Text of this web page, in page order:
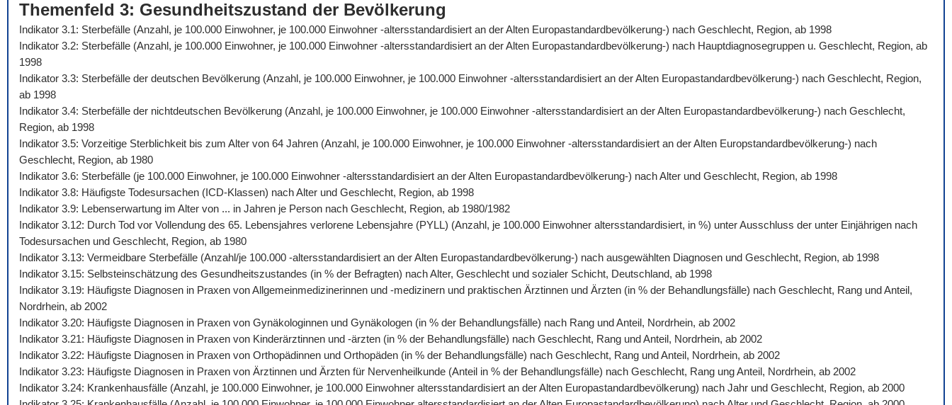
Themenfeld 3: Gesundheitszustand der Bevölkerung
Indikator 3.1: Sterbefälle (Anzahl, je 100.000 Einwohner, je 100.000 Einwohner -altersstandardisiert an der Alten Europastandardbevölkerung-) nach Geschlecht, Region, ab 1998
Indikator 3.2: Sterbefälle (Anzahl, je 100.000 Einwohner, je 100.000 Einwohner -altersstandardisiert an der Alten Europastandardbevölkerung-) nach Hauptdiagnosegruppen u. Geschlecht, Region, ab
1998
Indikator 3.3: Sterbefälle der deutschen Bevölkerung (Anzahl, je 100.000 Einwohner, je 100.000 Einwohner -altersstandardisiert an der Alten Europastandardbevölkerung-) nach Geschlecht, Region,
ab 1998
Indikator 3.4: Sterbefälle der nichtdeutschen Bevölkerung (Anzahl, je 100.000 Einwohner, je 100.000 Einwohner -altersstandardisiert an der Alten Europastandardbevölkerung-) nach Geschlecht,
Region, ab 1998
Indikator 3.5: Vorzeitige Sterblichkeit bis zum Alter von 64 Jahren (Anzahl, je 100.000 Einwohner, je 100.000 Einwohner -altersstandardisiert an der Alten Europstandardbevölkerung-) nach
Geschlecht, Region, ab 1980
Indikator 3.6: Sterbefälle (je 100.000 Einwohner, je 100.000 Einwohner -altersstandardisiert an der Alten Europastandardbevölkerung-) nach Alter und Geschlecht, Region, ab 1998
Indikator 3.8: Häufigste Todesursachen (ICD-Klassen) nach Alter und Geschlecht, Region, ab 1998
Indikator 3.9: Lebenserwartung im Alter von ... in Jahren je Person nach Geschlecht, Region, ab 1980/1982
Indikator 3.12: Durch Tod vor Vollendung des 65. Lebensjahres verlorene Lebensjahre (PYLL) (Anzahl, je 100.000 Einwohner altersstandardisiert, in %) unter Ausschluss der unter Einjährigen nach
Todesursachen und Geschlecht, Region, ab 1980
Indikator 3.13: Vermeidbare Sterbefälle (Anzahl/je 100.000 -altersstandardisiert an der Alten Europastandardbevölkerung-) nach ausgewählten Diagnosen und Geschlecht, Region, ab 1998
Indikator 3.15: Selbsteinschätzung des Gesundheitszustandes (in % der Befragten) nach Alter, Geschlecht und sozialer Schicht, Deutschland, ab 1998
Indikator 3.19: Häufigste Diagnosen in Praxen von Allgemeinmedizinerinnen und -medizinern und praktischen Ärztinnen und Ärzten (in % der Behandlungsfälle) nach Geschlecht, Rang und Anteil,
Nordrhein, ab 2002
Indikator 3.20: Häufigste Diagnosen in Praxen von Gynäkologinnen und Gynäkologen (in % der Behandlungsfälle) nach Rang und Anteil, Nordrhein, ab 2002
Indikator 3.21: Häufigste Diagnosen in Praxen von Kinderärztinnen und -ärzten (in % der Behandlungsfälle) nach Geschlecht, Rang und Anteil, Nordrhein, ab 2002
Indikator 3.22: Häufigste Diagnosen in Praxen von Orthopädinnen und Orthopäden (in % der Behandlungsfälle) nach Geschlecht, Rang und Anteil, Nordrhein, ab 2002
Indikator 3.23: Häufigste Diagnosen in Praxen von Ärztinnen und Ärzten für Nervenheilkunde (Anteil in % der Behandlungsfälle) nach Geschlecht, Rang ung Anteil, Nordrhein, ab 2002
Indikator 3.24: Krankenhausfälle (Anzahl, je 100.000 Einwohner, je 100.000 Einwohner altersstandardisiert an der Alten Europastandardbevölkerung) nach Jahr und Geschlecht, Region, ab 2000